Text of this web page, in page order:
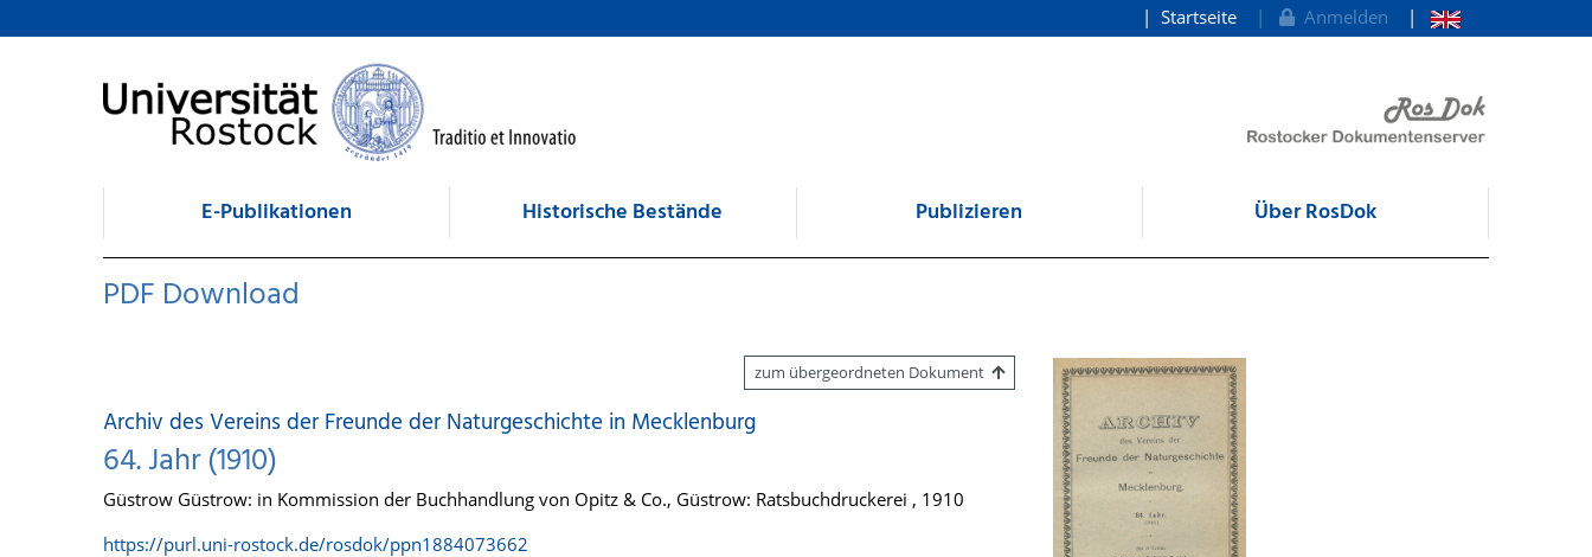
zum Inhalt
Startseite Anmelden
E-Publikationen Historische Bestände Publizieren Über RosDok
PDF Download
zum übergeordneten Dokument
Archiv des Vereins der Freunde der Naturgeschichte in Mecklenburg
64. Jahr (1910)
Güstrow Güstrow: in Kommission der Buchhandlung von Opitz & Co., Güstrow: Ratsbuchdruckerei , 1910
https://purl.uni-rostock.de/rosdok/ppn1884073662